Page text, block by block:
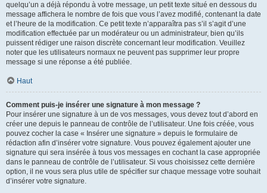
quelqu’un a déjà répondu à votre message, un petit texte situé en dessous du
message affichera le nombre de fois que vous l’avez modifié, contenant la date
et l’heure de la modification. Ce petit texte n’apparaîtra pas s’il s’agit d’une
modification effectuée par un modérateur ou un administrateur, bien qu’ils
puissent rédiger une raison discrète concernant leur modification. Veuillez
noter que les utilisateurs normaux ne peuvent pas supprimer leur propre
message si une réponse a été publiée.
Haut
Comment puis-je insérer une signature à mon message ?
Pour insérer une signature à un de vos messages, vous devez tout d’abord en
créer une depuis le panneau de contrôle de l’utilisateur. Une fois créée, vous
pouvez cocher la case « Insérer une signature » depuis le formulaire de
rédaction afin d’insérer votre signature. Vous pouvez également ajouter une
signature qui sera insérée à tous vos messages en cochant la case appropriée
dans le panneau de contrôle de l’utilisateur. Si vous choisissez cette dernière
option, il ne vous sera plus utile de spécifier sur chaque message votre souhait
d’insérer votre signature.